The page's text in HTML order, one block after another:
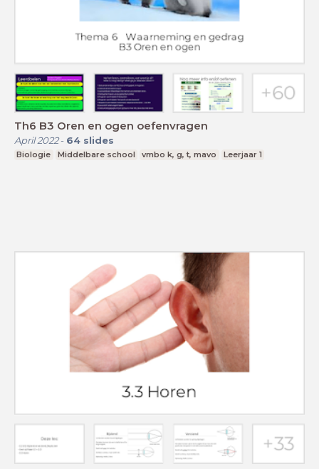
Th6 B3 Oren en ogen oefenvragen
April 2022- 64 slides
Biologie Middelbare school vmbo k, g, t, mavo Leerjaar 1